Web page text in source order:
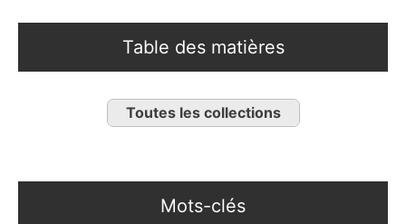
Table des matières
Toutes les collections
Mots-clés